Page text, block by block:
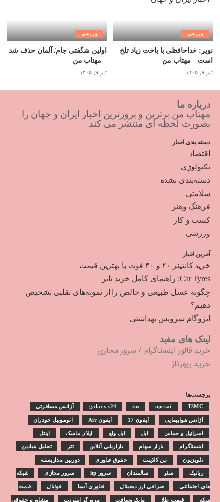
ورزشی
نویر: خداحافظی با باخت زیاد تلخ
است – مهتاب من
تیر ۹, ۱۴۰۵
ورزشی
اولین شگفتی جام/ آلمان حذف شد
– مهتاب من
تیر ۹, ۱۴۰۵
درباره ما
مهتاب من برترین و بروزترین اخبار ایران و جهان را
بصورت لحظه ای منتشر می کند
دسته بندی اخبار
اقتصاد
تکنولوژی
دسته‌بندی نشده
سلامتی
فرهنگ وهنر
کسب و کار
ورزشی
آخرین اخبار
خرید کانتینر ۲۰ و ۴۰ فوت با بهترین قیمت
Car Tyres: راهنمای کامل خرید تایر
چگونه عسل طبیعی و خالص را از نمونه‌های تقلبی تشخیص
دهیم؟
ایزوگام سرویس بهداشتی
لینک های مفید
خرید فالور اینستاگرام / سرور مجازی
خرید رپورتاژ
برچسب‌ها
galaxy s24 ios openai TSMC آژانس مسافرتی
آژانس هواپیمایی آیفون 17 آیفون Air اتوموبیل خودران
اسرائیل و حماس اپل اپل واچ ایلان ماسک اینتل
اینستاگرام بازار سهام بازاریابی آنلاین تتر تحلیل بنیادین
تلویزیون تین کلاینت حقوق فناوری دوربین مداربسته
رباتیک سئو سالمندان سرور hp سرور مجازی شبکه
های اجتماعی صرافی ارز دیجیتال فناوری آسیا فوتبال قیمت
سکه قیمت طلا مایکروسافت مرورگر اینترنت مشاوره حقوقی